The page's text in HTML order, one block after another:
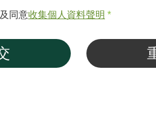
同意收集個人資料聲明 *